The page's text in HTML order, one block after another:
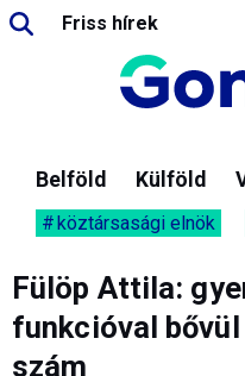
Friss hírek
Belföld Külföld
köztársasági elnök
Fülöp Attila:
funkcióval
szám